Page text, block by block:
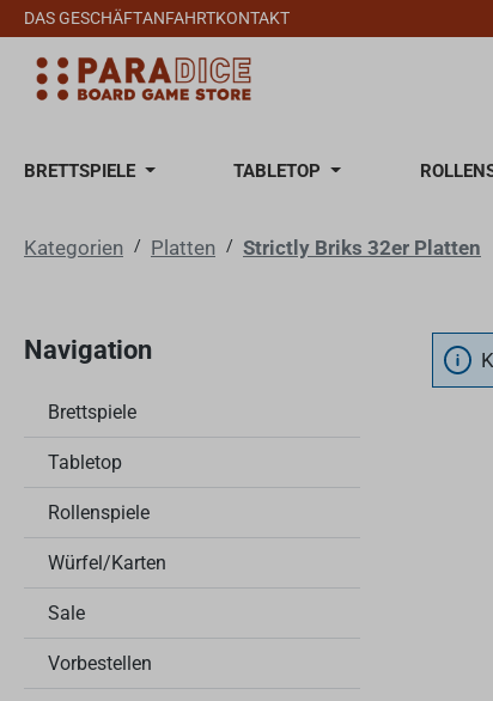
Hauptinhalt springen
Zur Suche springen
Zur Hauptnavigation springen
DAS GESCHÄFTANFAHRTKONTAKT
BRETTSPIELE TABLETOP
Kategorien / Platten / Strictly Briks 32er Platten
Navigation
Brettspiele
Tabletop
Rollenspiele
Würfel/Karten
Sale
Vorbestellen